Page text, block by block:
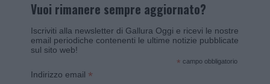
Vuoi rimanere sempre aggiornato?
Iscriviti alla newsletter di Gallura Oggi e ricevi le nostre
email periodiche contenenti le ultime notizie pubblicate
sul sito web!
* campo obbligatorio
Indirizzo email *